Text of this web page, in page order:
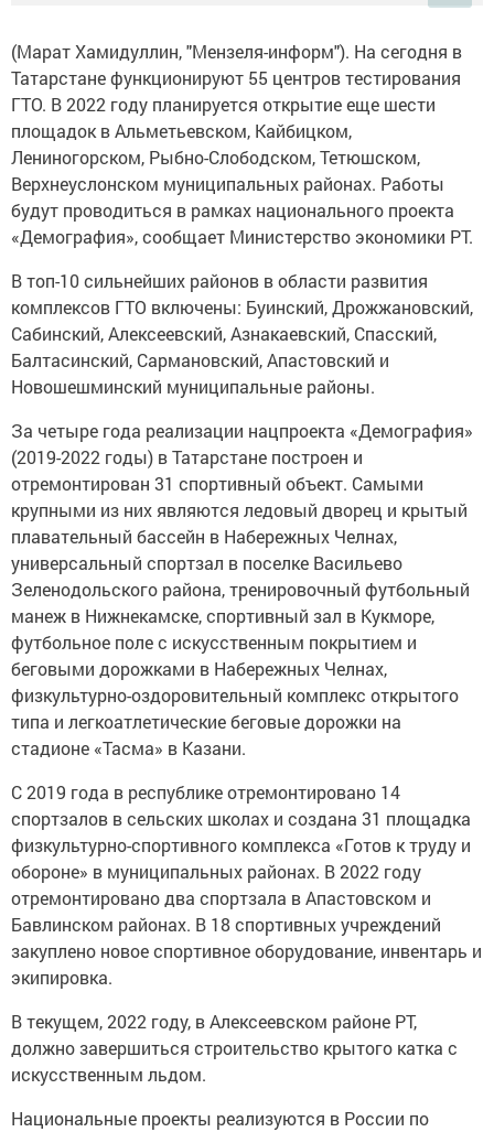
(Марат Хамидуллин, "Мензеля-информ"). На сегодня в
Татарстане функционируют 55 центров тестирования
ГТО. В 2022 году планируется открытие еще шести
площадок в Альметьевском, Кайбицком,
Лениногорском, Рыбно-Слободском, Тетюшском,
Верхнеуслонском муниципальных районах. Работы
будут проводиться в рамках национального проекта
«Демография», сообщает Министерство экономики РТ.
В топ-10 сильнейших районов в области развития
комплексов ГТО включены: Буинский, Дрожжановский,
Сабинский, Алексеевский, Азнакаевский, Спасский,
Балтасинский, Сармановский, Апастовский и
Новошешминский муниципальные районы.
За четыре года реализации нацпроекта «Демография»
(2019-2022 годы) в Татарстане построен и
отремонтирован 31 спортивный объект. Самыми
крупными из них являются ледовый дворец и крытый
плавательный бассейн в Набережных Челнах,
универсальный спортзал в поселке Васильево
Зеленодольского района, тренировочный футбольный
манеж в Нижнекамске, спортивный зал в Кукморе,
футбольное поле с искусственным покрытием и
беговыми дорожками в Набережных Челнах,
физкультурно-оздоровительный комплекс открытого
типа и легкоатлетические беговые дорожки на
стадионе «Тасма» в Казани.
С 2019 года в республике отремонтировано 14
спортзалов в сельских школах и создана 31 площадка
физкультурно-спортивного комплекса «Готов к труду и
обороне» в муниципальных районах. В 2022 году
отремонтировано два спортзала в Апастовском и
Бавлинском районах. В 18 спортивных учреждений
закуплено новое спортивное оборудование, инвентарь и
экипировка.
В текущем, 2022 году, в Алексеевском районе РТ,
должно завершиться строительство крытого катка с
искусственным льдом.
Национальные проекты реализуются в России по